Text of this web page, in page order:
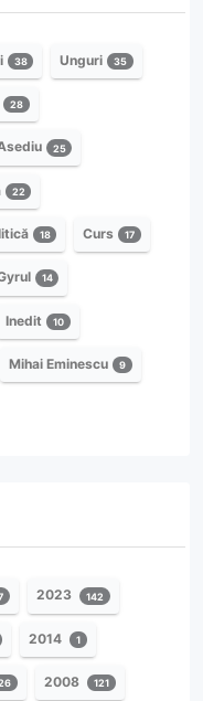
38 Unguri 35
28
25
22
18 Curs 17
14
Inedit 10
Mihai Eminescu 9
2023 142
2014 1
2008 121